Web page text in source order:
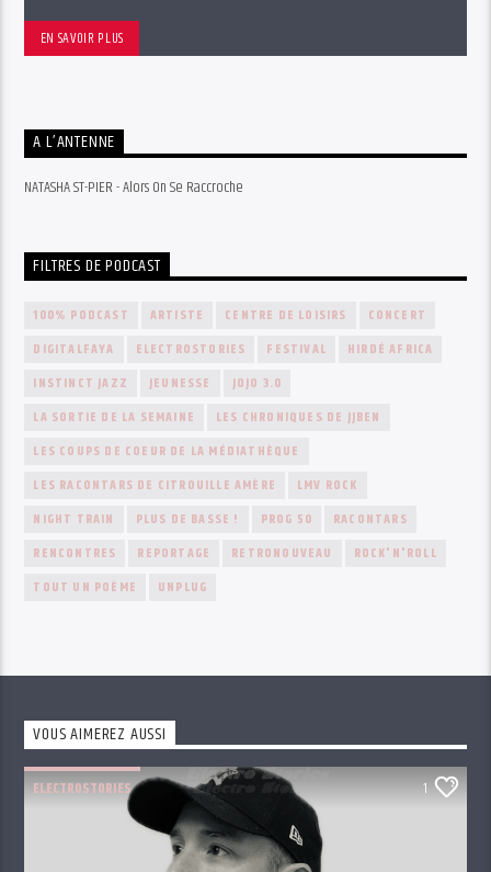
EN SAVOIR PLUS
A L’ANTENNE
NATASHA ST-PIER - Alors On Se Raccroche
FILTRES DE PODCAST
100% PODCAST ARTISTE CENTRE DE LOISIRS
CONCERT
DIGITALFAYA
ELECTROSTORIES FESTIVAL
HIRDÉ AFRICA
INSTINCT JAZZ
JEUNESSE
JOJO 3.0
LA SORTIE DE LA SEMAINE
LES CHRONIQUES DE JJBEN
LES COUPS DE COEUR DE LA MÉDIATHÈQUE
LES RACONTARS DE CITROUILLE AMÈRE
LMV ROCK
NIGHT TRAIN
PLUS DE BASSE ! PROG 50
RACONTARS
RENCONTRES
REPORTAGE RETRONOUVEAU
ROCK'N'ROLL
TOUT UN POÈME
UNPLUG
VOUS AIMEREZ AUSSI
ELECTROSTORIES 1